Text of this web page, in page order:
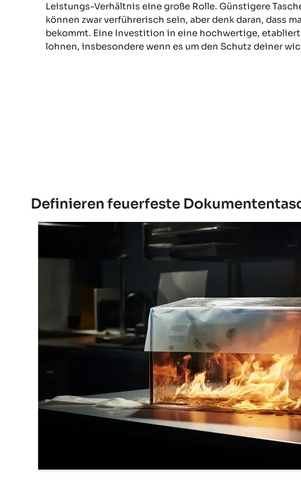
Leistungs-Verhältnis eine große Rolle. Günstigere
können zwar verführerisch sein, aber denk daran, dass
bekommt. Eine Investition in eine hochwertige,
lohnen, insbesondere wenn es um den Schutz deiner
Definieren feuerfeste